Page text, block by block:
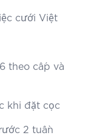
cưới Việt
theo cấp và
khi đặt cọc
2 tuần